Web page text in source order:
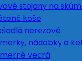
stojany na
koše
nerezové
nádobky a
vedrá